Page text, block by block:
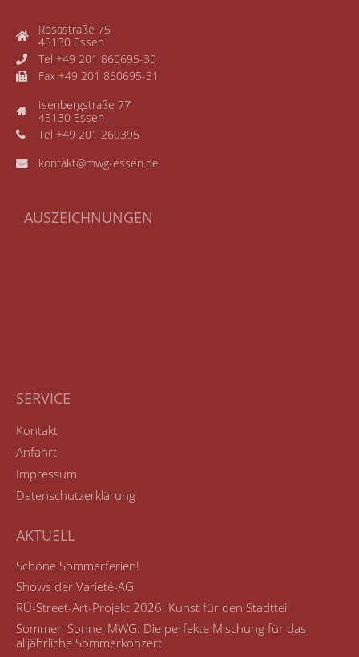
Rosastraße 75
45130 Essen
Tel +49 201 860695-30
Fax +49 201 860695-31
Isenbergstraße 77
45130 Essen
Tel +49 201 260395
kontakt@mwg-essen.de
AUSZEICHNUNGEN
SERVICE
Kontakt
Anfahrt
Impressum
Datenschutzerklärung
AKTUELL
Schöne Sommerferien!
Shows der Varieté-AG
RÜ-Street-Art-Projekt 2026: Kunst für den Stadtteil
Sommer, Sonne, MWG: Die perfekte Mischung für das
alljährliche Sommerkonzert